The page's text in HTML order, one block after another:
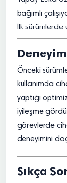
bağımlı
İlk
Deneyim
Önceki
kullanımda
yaptığı
iyileşme
görevlerde
deneyimini
Sıkça